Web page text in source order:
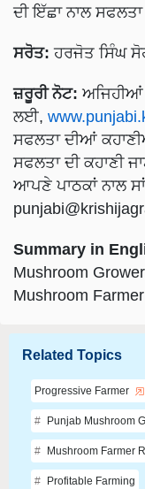
ਦੀ ਇੱਛਾ ਨਾਲ
ਸਰੋਤ: ਹਰਜੋਤ ਸਿੰਘ
ਜ਼ਰੂਰੀ ਨੋਟ:
ਲਈ,
ਸਫਲਤਾ ਦੀਆਂ
ਸਫਲਤਾ ਦੀ ਕਹਾਣੀ
ਆਪਣੇ ਪਾਠਕਾਂ ਨਾਲ
Summary in
Mushroom
Mushroom
Related Topics
Progressive Farmer
Punjab Mushroom
Mushroom Farmer
Profitable Farming